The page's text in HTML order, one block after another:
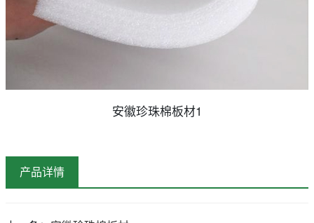
安徽珍珠棉板材1
产品详情